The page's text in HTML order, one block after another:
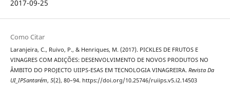
2017-09-25
Como Citar
Laranjeira, C., Ruivo, P., & Henriques, M. (2017). PICKLES DE FRUTOS E
VINAGRES COM ADIÇÕES: DESENVOLVIMENTO DE NOVOS PRODUTOS NO
ÂMBITO DO PROJECTO UIIPS-ESAS EM TECNOLOGIA VINAGREIRA. Revista Da
UI_IPSantarém, 5(2), 80–94. https://doi.org/10.25746/ruiips.v5.i2.14503